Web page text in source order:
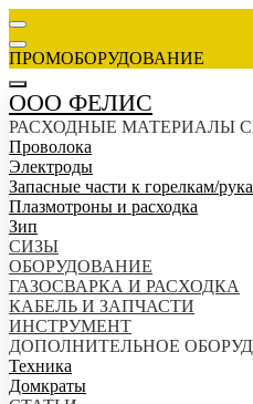
ПРОМОБОРУДОВАНИЕ
ООО ФЕЛИС
РАСХОДНЫЕ МАТЕРИАЛЫ
Проволока
Электроды
Запасные части к горелкам/
Плазмотроны и расходка
Зип
СИЗЫ
ОБОРУДОВАНИЕ
ГАЗОСВАРКА И РАСХОДКА
КАБЕЛЬ И ЗАПЧАСТИ
ИНСТРУМЕНТ
ДОПОЛНИТЕЛЬНОЕ
Техника
Домкраты